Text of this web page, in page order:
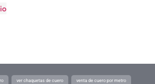
ver chaquetas de cuero venta de cuero por metro